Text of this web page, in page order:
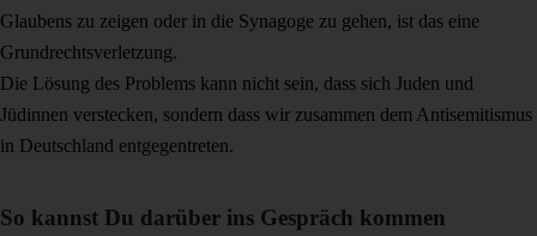
Glaubens zu zeigen oder in die Synagoge zu gehen, ist das eine
Grundrechtsverletzung.
Die Lösung des Problems kann nicht sein, dass sich Juden und
Jüdinnen verstecken, sondern dass wir zusammen dem Antisemitismus
in Deutschland entgegentreten.
So kannst Du darüber ins Gespräch kommen